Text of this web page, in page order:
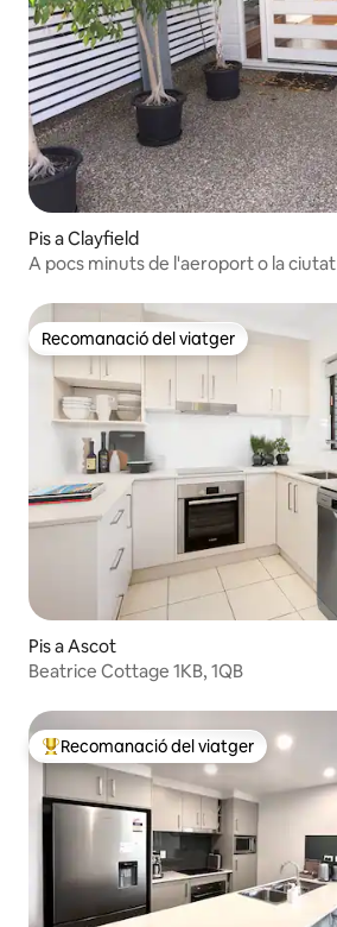
Pis a Clayfield
A pocs minuts de l'aeroport o la ciutat
Recomanació del viatger
Recomanació del viatger
Pis a Ascot
Beatrice Cottage 1KB, 1QB
Principals recomanacions dels viatgers
Recomanació del viatger